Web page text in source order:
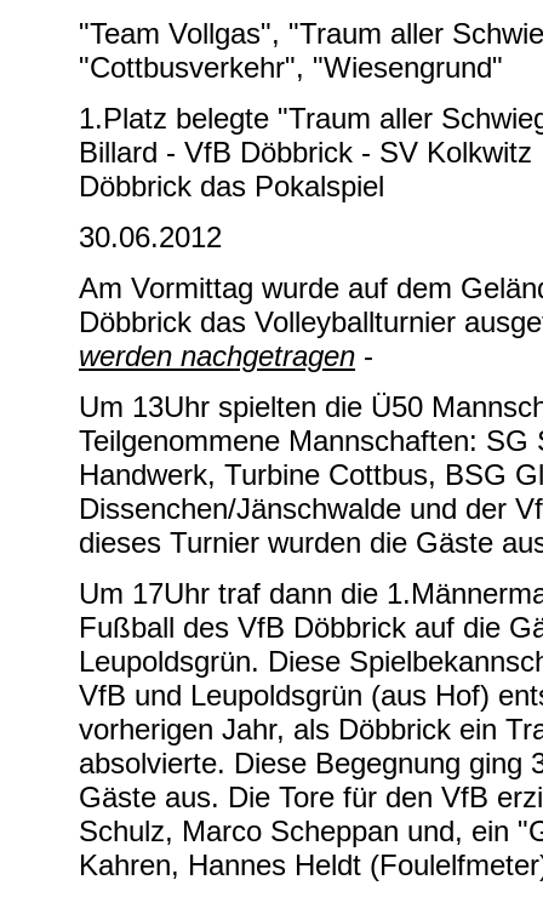
"Team Vollgas", "Traum aller
"Cottbusverkehr", "Wiesengrund"
1.Platz belegte "Traum aller
Billard - VfB Döbbrick - SV Kolkwitz
Döbbrick das Pokalspiel
30.06.2012
Am Vormittag wurde auf dem
Döbbrick das Volleyballturnier
werden nachgetragen -
Um 13Uhr spielten die Ü50
Teilgenommene Mannschaften: SG
Handwerk, Turbine Cottbus, BSG
Dissenchen/Jänschwalde und der
dieses Turnier wurden die Gäste
Um 17Uhr traf dann die
Fußball des VfB Döbbrick auf die
Leupoldsgrün. Diese
VfB und Leupoldsgrün (aus Hof)
vorherigen Jahr, als Döbbrick ein
absolvierte. Diese Begegnung ging
Gäste aus. Die Tore für den VfB
Schulz, Marco Scheppan und, ein
Kahren, Hannes Heldt